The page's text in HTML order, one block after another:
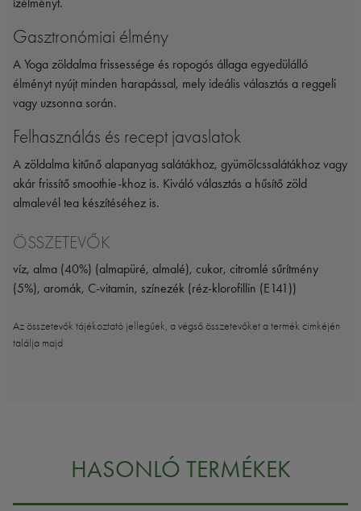
Gasztronómiai élmény
A Yoga zöldalma frissessége és ropogós állaga egyedülálló
élményt nyújt minden harapással, mely ideális választás a reggeli
vagy uzsonna során.
Felhasználás és recept javaslatok
A zöldalma kitűnő alapanyag salátákhoz, gyümölcssalátákhoz vagy
akár frissítő smoothie-khoz is. Kiváló választás a hűsítő zöld
almalevél tea készítéséhez is.
ÖSSZETEVŐK
víz, alma (40%) (almapüré, almalé), cukor, citromlé sűrítmény
(5%), aromák, C-vitamin, színezék (réz-klorofillin (E141))
Az összetevők tájékoztató jellegűek, a végső összetevőket a termék cimkéjén
találja majd
HASONLÓ TERMÉKEK